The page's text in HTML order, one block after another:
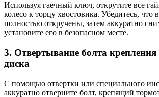
Используя гаечный ключ, открутите все
колесо к торцу хвостовика. Убедитесь, что
полностью откручены, затем аккуратно
установите его в безопасном месте.
3. Отвертывание болта крепления
диска
С помощью отвертки или специального
аккуратно отверните болт, крепящий